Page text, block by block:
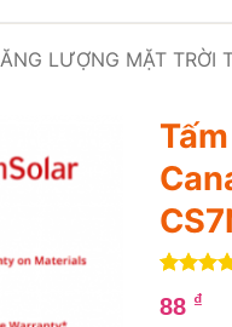
LƯỢNG MẶT TRỜI
trên 5
dựa trên
88 ₫